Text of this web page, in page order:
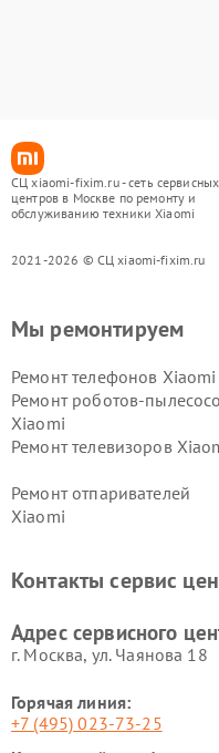
СЦ xiaomi-fixim.ru - сеть сервисных
центров в Москве по ремонту и
обслуживанию техники Xiaomi
2021-2026 © СЦ xiaomi-fixim.ru
Мы ремонтируем
Ремонт телефонов Xiaomi
Ремонт роботов-
Xiaomi
Ремонт телевизоров
Ремонт отпаривателей
Xiaomi
Ремонт стиральных
Контакты сервис
Адрес сервисного
г. Москва, ул. Чаянова 18
Горячая линия:
+7 (495) 023-73-25